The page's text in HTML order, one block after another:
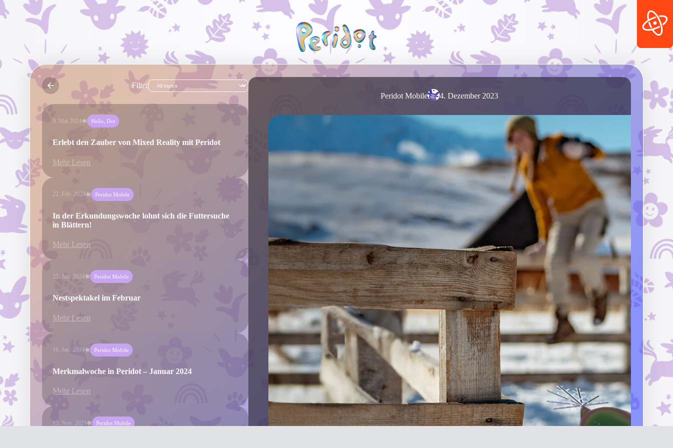
Filter
9. Mai 2024 Hello, Dot
Erlebt den Zauber von Mixed Reality mit Peridot
Mehr Lesen
22. Feb. 2024 Peridot Mobile
In der Erkundungswoche lohnt sich die Futtersuche
in Blättern!
Mehr Lesen
27. Jan. 2024 Peridot Mobile
Nestspektakel im Februar
Mehr Lesen
16. Jan. 2024 Peridot Mobile
Merkmalwoche in Peridot – Januar 2024
Mehr Lesen
15. Nov. 2023 Peridot Mobile
Peridot Mobile 4. Dezember 2023